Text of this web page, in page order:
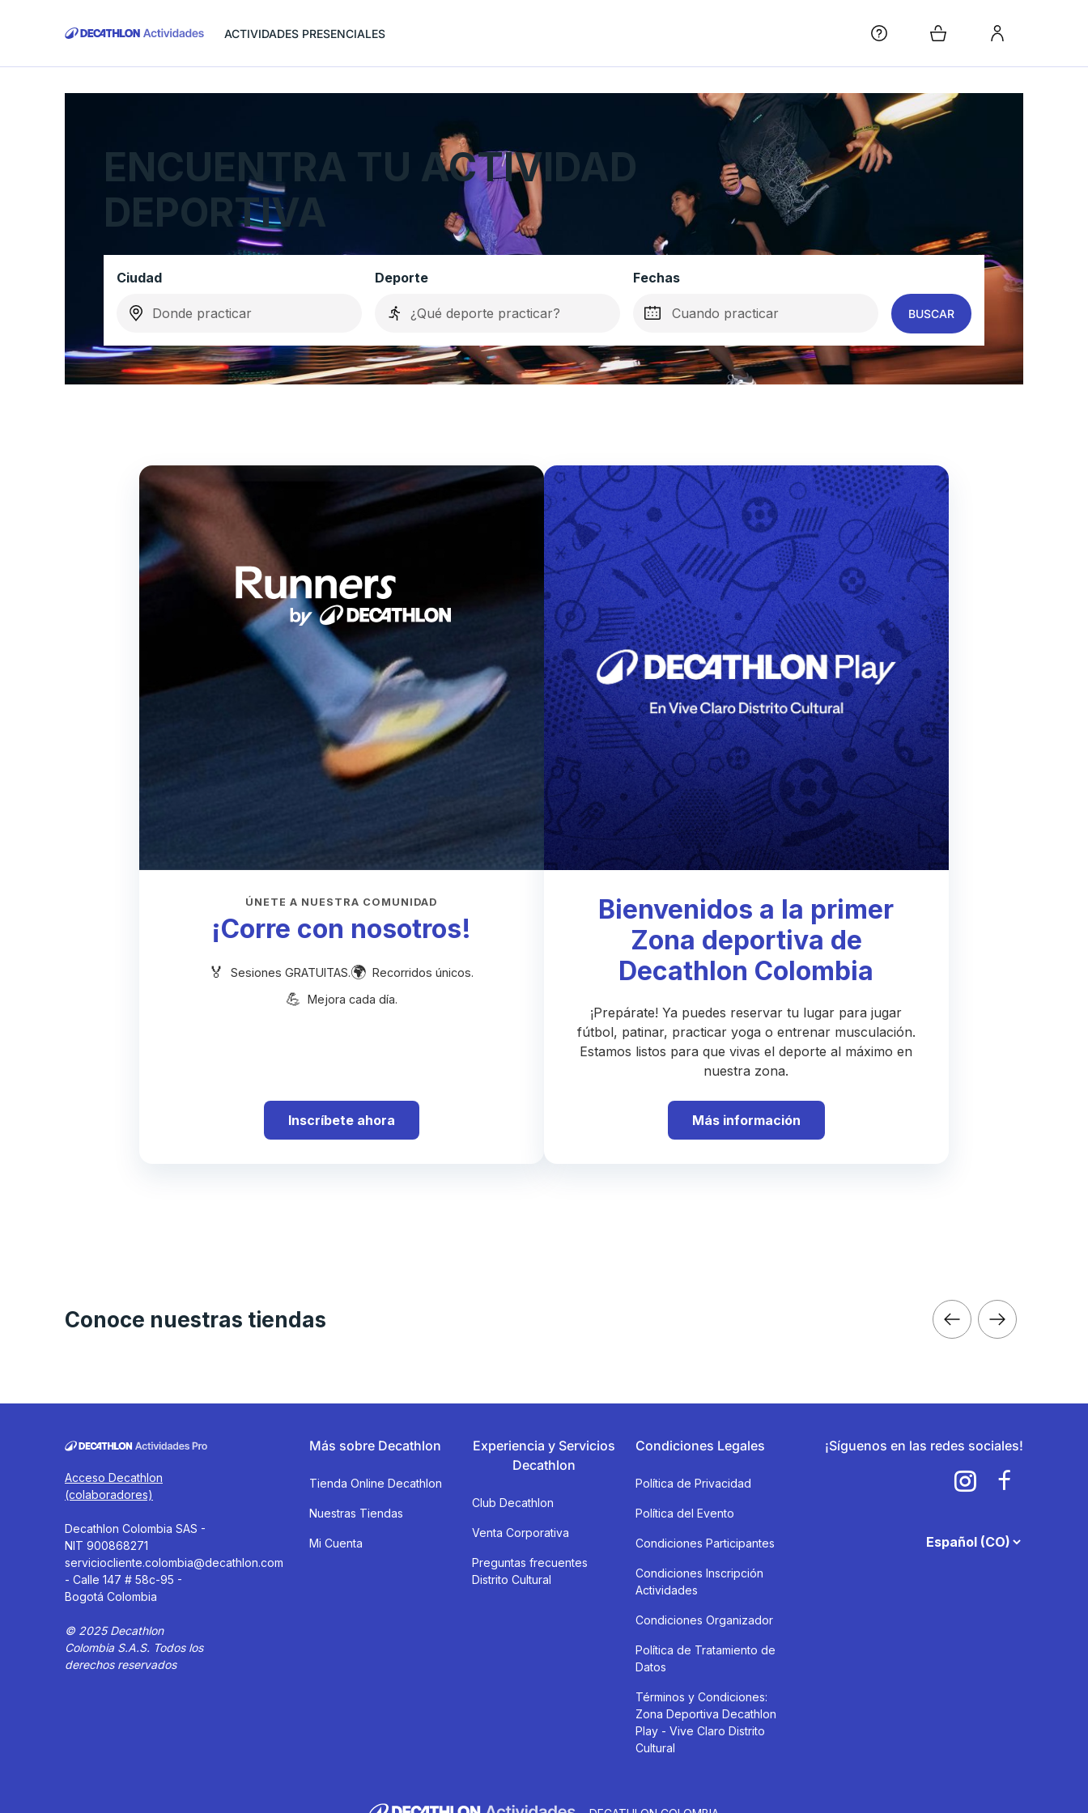
ACTIVIDADES PRESENCIALES
ENCUENTRA TU ACTIVIDAD
DEPORTIVA
Ciudad Deporte Fechas
Cuando practicar BUSCAR
ÚNETE A NUESTRA COMUNIDAD
¡Corre con nosotros!
Sesiones GRATUITAS.
Recorridos únicos.
Mejora cada día.
Inscríbete ahora
Bienvenidos a la primer
Zona deportiva de
Decathlon Colombia
¡Prepárate! Ya puedes reservar tu lugar para jugar
fútbol, patinar, practicar yoga o entrenar musculación.
Estamos listos para que vivas el deporte al máximo en
nuestra zona.
Más información
Conoce nuestras tiendas
Acceso Decathlon
(colaboradores)
Decathlon Colombia SAS -
NIT 900868271
serviciocliente.colombia@decathlon.com
- Calle 147 # 58c-95 -
Bogotá Colombia
© 2025 Decathlon
Colombia S.A.S. Todos los
derechos reservados
Más sobre Decathlon
Tienda Online Decathlon
Nuestras Tiendas
Mi Cuenta
Experiencia y Servicios
Decathlon
Club Decathlon
Venta Corporativa
Preguntas frecuentes
Distrito Cultural
Condiciones Legales
Política de Privacidad
Política del Evento
Condiciones Participantes
Condiciones Inscripción
Actividades
Condiciones Organizador
Política de Tratamiento de
Datos
Términos y Condiciones:
Zona Deportiva Decathlon
Play - Vive Claro Distrito
Cultural
¡Síguenos en las redes sociales!